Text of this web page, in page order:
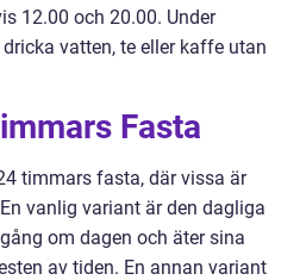
12.00 och 20.00. Under
vatten, te eller kaffe utan
Fasta
timmars fasta, där vissa är
vanlig variant är den dagliga
om dagen och äter sina
av tiden. En annan variant